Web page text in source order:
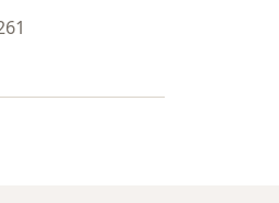
pestaña
nueva pestaña
abre en una nueva pestaña